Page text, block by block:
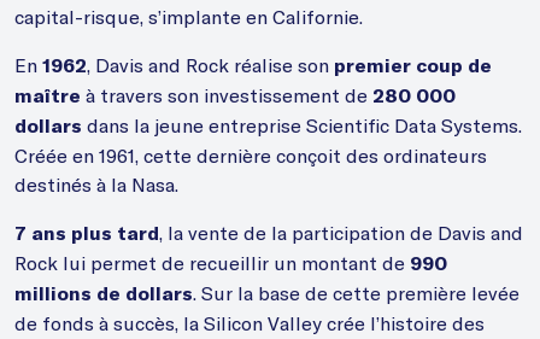
capital-risque, s’implante en Californie.
En 1962, Davis and Rock réalise son premier coup de
maître à travers son investissement de 280 000
dollars dans la jeune entreprise Scientific Data Systems.
Créée en 1961, cette dernière conçoit des ordinateurs
destinés à la Nasa.
7 ans plus tard, la vente de la participation de Davis and
Rock lui permet de recueillir un montant de 990
millions de dollars. Sur la base de cette première levée
de fonds à succès, la Silicon Valley crée l’histoire des